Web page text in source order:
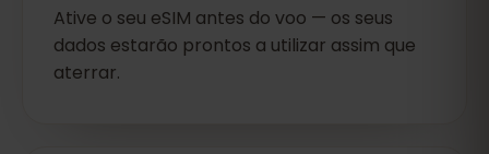
Ative o seu eSIM antes do voo — os seus
dados estarão prontos a utilizar assim que
aterrar.